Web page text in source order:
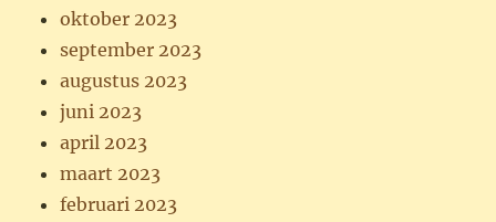
oktober 2023
september 2023
augustus 2023
juni 2023
april 2023
maart 2023
februari 2023